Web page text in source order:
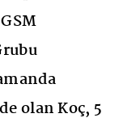
olan Koç, 5